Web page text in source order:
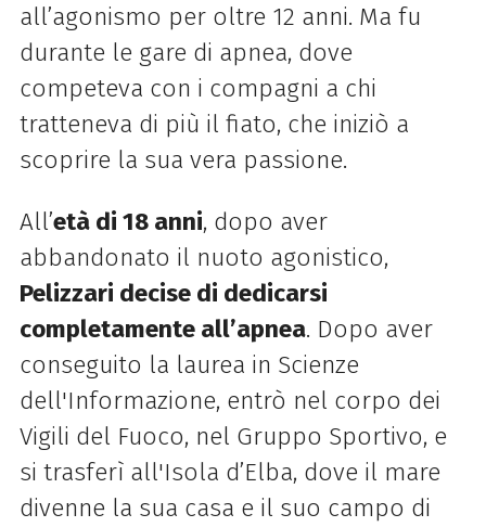
all’agonismo per oltre 12 anni. Ma fu
durante le gare di apnea, dove
competeva con i compagni a chi
tratteneva di più il fiato, che iniziò a
scoprire la sua vera passione.
All’età di 18 anni, dopo aver
abbandonato il nuoto agonistico,
Pelizzari decise di dedicarsi
completamente all’apnea. Dopo aver
conseguito la laurea in Scienze
dell'Informazione, entrò nel corpo dei
Vigili del Fuoco, nel Gruppo Sportivo, e
si trasferì all'Isola d’Elba, dove il mare
divenne la sua casa e il suo campo di